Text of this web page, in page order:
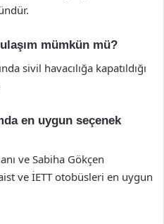
mümkün mü?
sivil havacılığa kapatıldığı
en uygun seçenek
ve Sabiha Gökçen
ve İETT otobüsleri en uygun